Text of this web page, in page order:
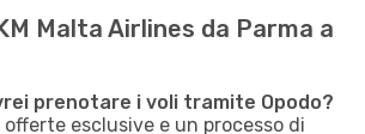
Malta Airlines da Parma a
prenotare i voli tramite Opodo?
offerte esclusive e un processo di